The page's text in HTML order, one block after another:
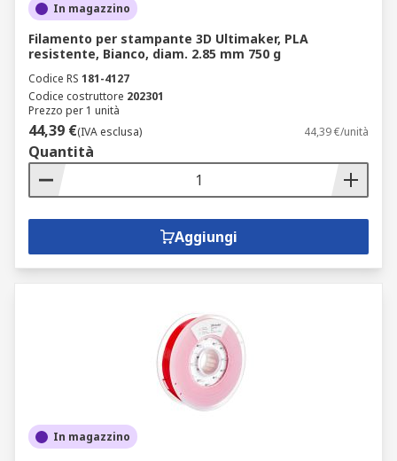
In magazzino
Filamento per stampante 3D Ultimaker, PLA
resistente, Bianco, diam. 2.85 mm 750 g
Codice RS 181-4127
Codice costruttore 202301
Prezzo per 1 unità
44,39 €(IVA esclusa) 44,39 €/unità
Quantità
Aggiungi
In magazzino